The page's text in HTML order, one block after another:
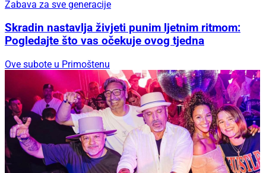
Zabava za sve generacije
Skradin nastavlja živjeti punim ljetnim ritmom:
Pogledajte što vas očekuje ovog tjedna
Ove subote u Primoštenu